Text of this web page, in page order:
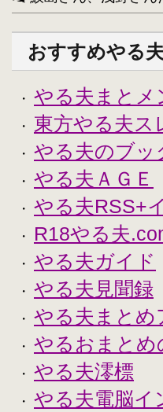
おすすめやる
・ やる夫まとメ
・ 東方やる夫ス
・ やる夫のブッ
・ やる夫ＡＧＥ
・ やる夫RSS+
・ R18やる夫
・ やる夫ガイド
・ やる夫見聞録
・ やる夫まとめ
・ やるおまとめ
・ やる夫澪標
・ やる夫電脳イ